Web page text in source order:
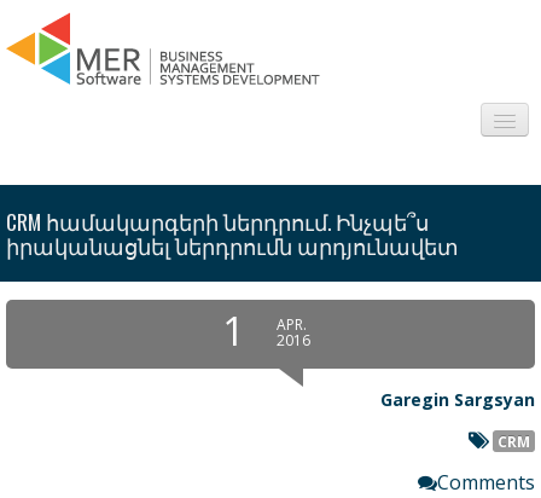
Sectors
Products
Interesting
Frequently asked questions
CRM համակարգերի ներդրում. Ինչպե՞ս
իրականացնել ներդրումն արդյունավետ
1 APR.
2016
Garegin Sargsyan
CRM
Comments